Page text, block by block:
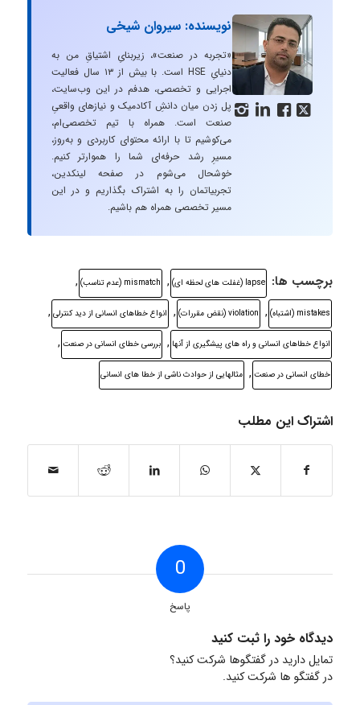
   
نویسنده: سیروان شیخی
«تجربه در صنعت»، زیربنایِ اشتیاقِ من به
دنیایِ HSE است. با بیش از ۱۳ سال فعالیت
اجرایی و تخصصی، هدفم در این وب‌سایت،
پل زدن میان دانشِ آکادمیک و نیازهای واقعیِ
صنعت است. همراه با تیم تخصصی‌ام،
می‌کوشیم تا با ارائه محتوای کاربردی و به‌روز،
مسیرِ رشد حرفه‌ای شما را هموارتر کنیم.
خوشحال می‌شوم در صفحه لینکدین،
تجربیاتمان را به اشتراک بگذاریم و در این
مسیر تخصصی همراه هم باشیم.
برچسب ها: lapse (غفلت های لحظه ای) , mismatch (عدم تناسب) ,
mistakes (اشتباه) , violation (نقض مقررات) , انواع خطاهای انسانی از ديد كنترلی ,
انواع خطاهای انسانی و راه های پيشگيری از آنها , بررسی خطای انسانی در صنعت ,
خطای انسانی در صنعت , مثالهایی از حوادث ناشی از خطا های انسانی
اشتراک این مطلب
0
پاسخ
دیدگاه خود را ثبت کنید
تمایل دارید در گفتگوها شرکت کنید؟
در گفتگو ها شرکت کنید.